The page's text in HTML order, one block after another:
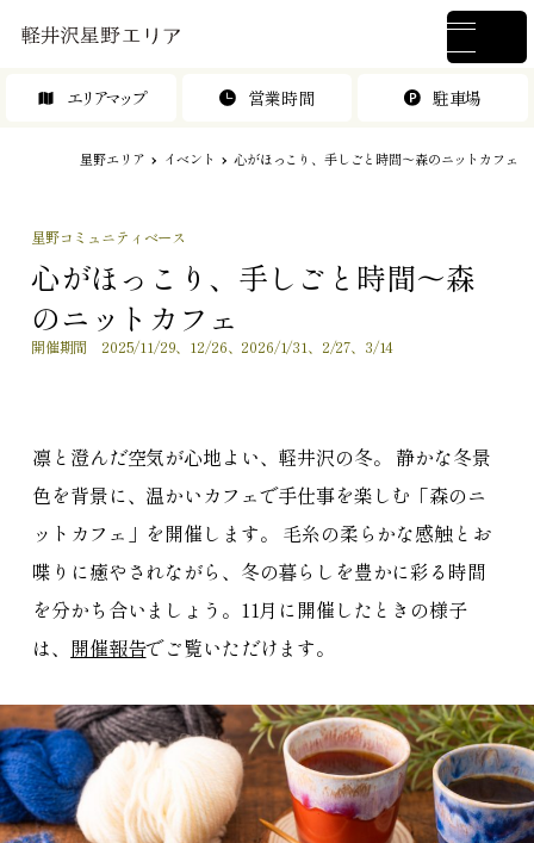
エリアマップ 営業時間 駐車場
星野エリア イベント 心がほっこり、手しごと時間～森のニットカフェ
星野コミュニティベース
心がほっこり、手しごと時間～森
のニットカフェ
開催期間 2025/11/29、12/26、2026/1/31、2/27、3/14
凛と澄んだ空気が心地よい、軽井沢の冬。 静かな冬景
色を背景に、温かいカフェで手仕事を楽しむ「森のニ
ットカフェ」を開催します。 毛糸の柔らかな感触とお
喋りに癒やされながら、冬の暮らしを豊かに彩る時間
を分かち合いましょう。11月に開催したときの様子
は、 開催報告でご覧いただけます。